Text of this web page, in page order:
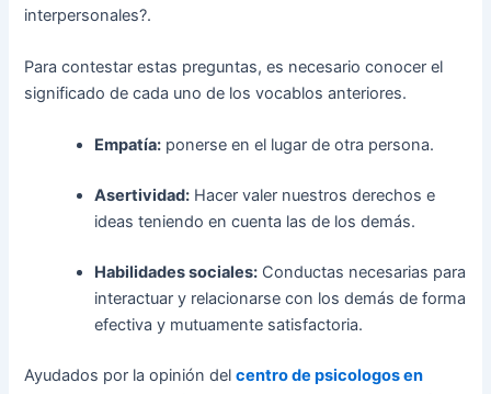
interpersonales?.
Para contestar estas preguntas, es necesario conocer el
significado de cada uno de los vocablos anteriores.
Empatía: ponerse en el lugar de otra persona.
Asertividad: Hacer valer nuestros derechos e
ideas teniendo en cuenta las de los demás.
Habilidades sociales: Conductas necesarias para
interactuar y relacionarse con los demás de forma
efectiva y mutuamente satisfactoria.
Ayudados por la opinión delcentro de psicologos en